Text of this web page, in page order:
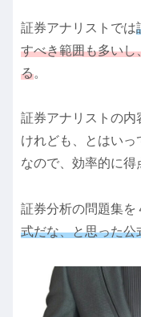
証券アナリストでは
すべき範囲も多いし
る。
証券アナリストの内
けれども、とはいっ
なので、効率的に得
証券分析の問題集を
式だな、と思った公